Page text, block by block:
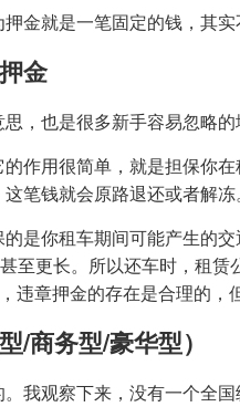
金就是一笔固定的钱，其
金
，也是很多新手容易忽略的
的作用很简单，就是担保你
笔钱就会原路退还或者解冻。
是你租车期间可能产生的
至更长。所以还车时，租
违章押金的存在是合理的，
/商务型/豪华型）
我观察下来，没有一个全